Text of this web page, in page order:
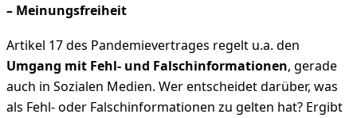
– Meinungsfreiheit
Artikel 17 des Pandemievertrages regelt u.a. den
Umgang mit Fehl- und Falschinformationen, gerade
auch in Sozialen Medien. Wer entscheidet darüber, was
als Fehl- oder Falschinformationen zu gelten hat? Ergibt